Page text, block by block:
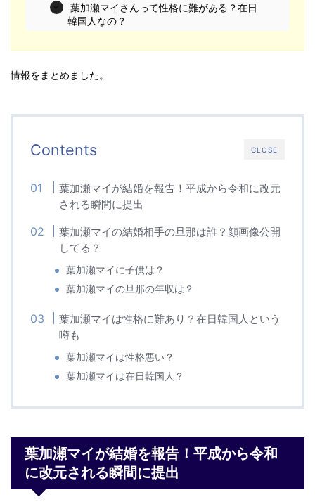
葉加瀬マイさんって性格に難がある？在日
韓国人なの？
情報をまとめました。
CLOSE
Contents
葉加瀬マイが結婚を報告！平成から令和に改元
される瞬間に提出
葉加瀬マイの結婚相手の旦那は誰？顔画像公開
してる？
葉加瀬マイに子供は？
葉加瀬マイの旦那の年収は？
葉加瀬マイは性格に難あり？在日韓国人という
噂も
葉加瀬マイは性格悪い？
葉加瀬マイは在日韓国人？
葉加瀬マイが結婚を報告！平成から令和
に改元される瞬間に提出